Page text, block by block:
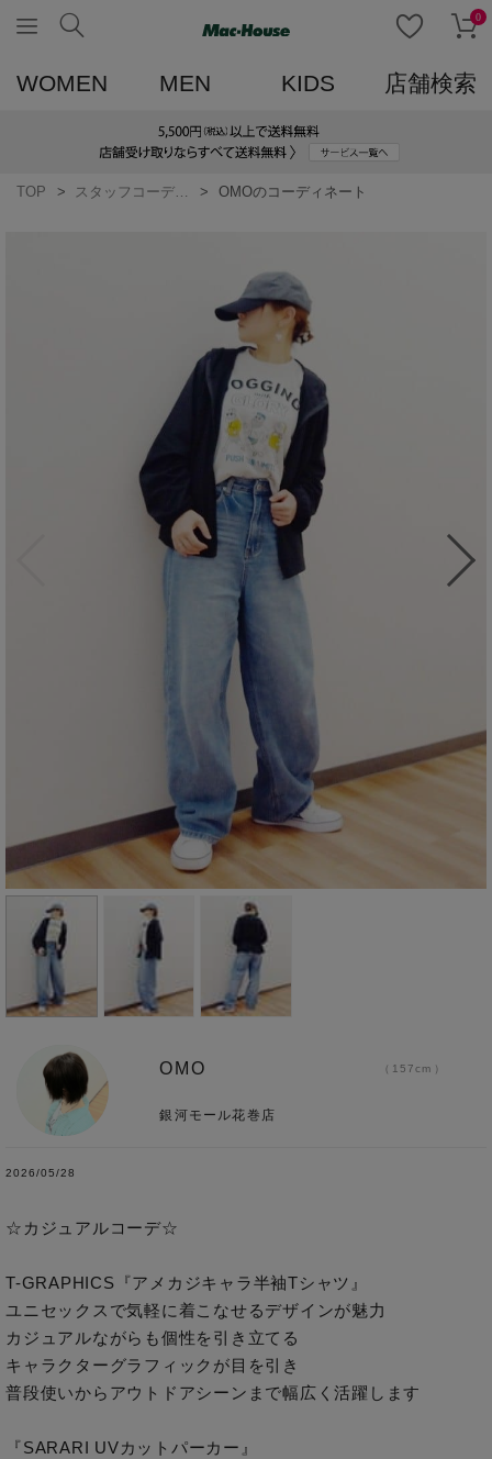
0
WOMEN MEN KIDS 店舗検索
TOP OMOのコーディネート
OMO
銀河モール花巻店
157cm
2026/05/28
☆カジュアルコーデ☆
T-GRAPHICS『アメカジキャラ半袖Tシャツ』
ユニセックスで気軽に着こなせるデザインが魅力
カジュアルながらも個性を引き立てる
キャラクターグラフィックが目を引き
普段使いからアウトドアシーンまで幅広く活躍します
『SARARI UVカットパーカー』